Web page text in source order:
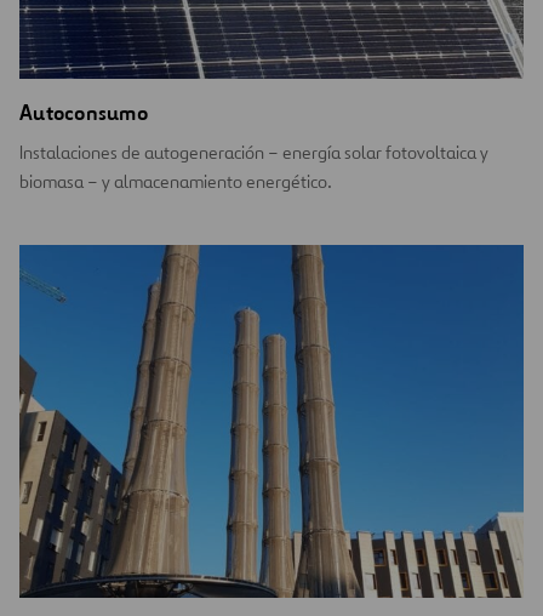
Autoconsumo
Instalaciones de autogeneración – energía solar fotovoltaica y
biomasa – y almacenamiento energético.